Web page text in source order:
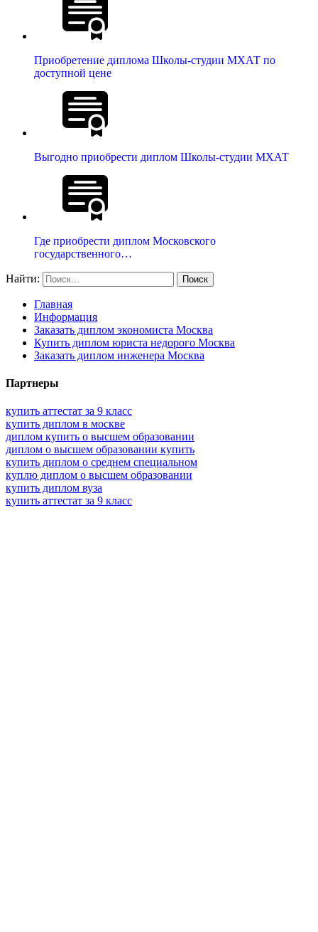
Приобретение диплома Школы-студии МХАТ по
доступной цене
Выгодно приобрести диплом Школы-студии МХАТ
Где приобрести диплом Московского
государственного…
Найти:
Главная
Информация
Заказать диплом экономиста Москва
Купить диплом юриста недорого Москва
Заказать диплом инженера Москва
Партнеры
купить аттестат за 9 класс
купить диплом в москве
диплом купить о высшем образовании
диплом о высшем образовании купить
купить диплом о среднем специальном
куплю диплом о высшем образовании
купить диплом вуза
купить аттестат за 9 класс